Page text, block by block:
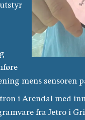
mens sensoren
i Arendal med
fra Jetro i